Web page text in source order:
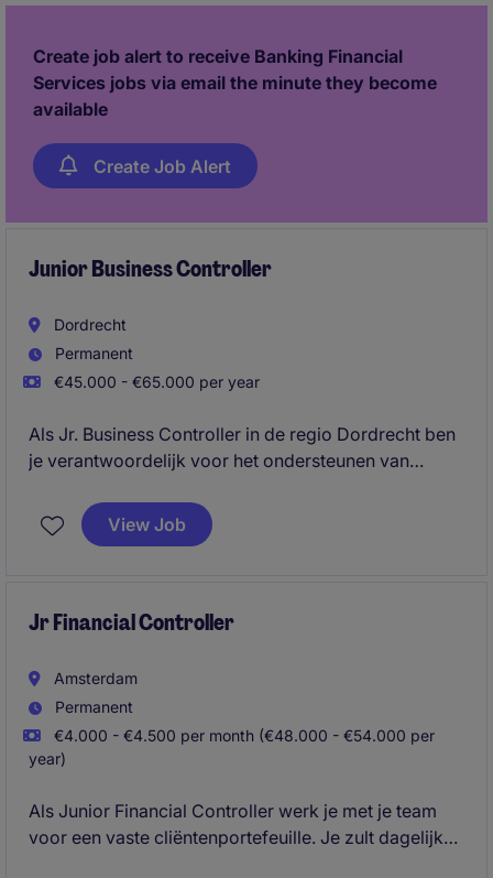
Create job alert to receive Banking Financial
Services jobs via email the minute they become
available
Create Job Alert
Junior Business Controller
Dordrecht
Permanent
€45.000 - €65.000 per year
Als Jr. Business Controller in de regio Dordrecht ben
je verantwoordelijk voor het ondersteunen van
inzichten voor strategische besluitvorming. Je werkt
nauw samen met verschillende afdelingen om
View Job
Jr Financial Controller
Amsterdam
Permanent
€4.000 - €4.500 per month (€48.000 - €54.000 per
year)
Als Junior Financial Controller werk je met je team
voor een vaste cliëntenportefeuille. Je zult dagelijks